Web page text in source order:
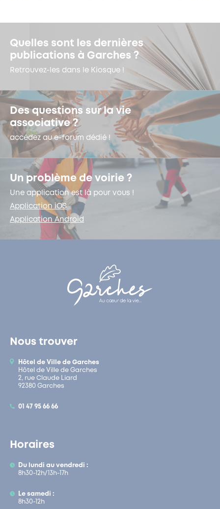
Quelles sont les dernières
publications à Garches ?
Retrouvez-les dans le Kiosque !
Des questions sur la vie
associative ?
accédez au e-forum dédié !
Un problème de voirie ?
Une application est là pour vous !
Application iOS
Application Android
Nous trouver
Hôtel de Ville de Garches
Hôtel de Ville de Garches
2, rue Claude Liard
92380 Garches
01 47 95 66 66
Horaires
Du lundi au vendredi :
8h30-12h/13h-17h
Le samedi :
8h30-12h